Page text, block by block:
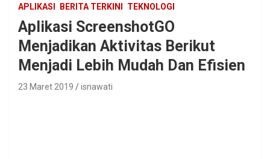
APLIKASI BERITA TERKINI TEKNOLOGI
Aplikasi ScreenshotGO
Menjadikan Aktivitas Berikut
Menjadi Lebih Mudah Dan Efisien
23 Maret 2019 isnawati